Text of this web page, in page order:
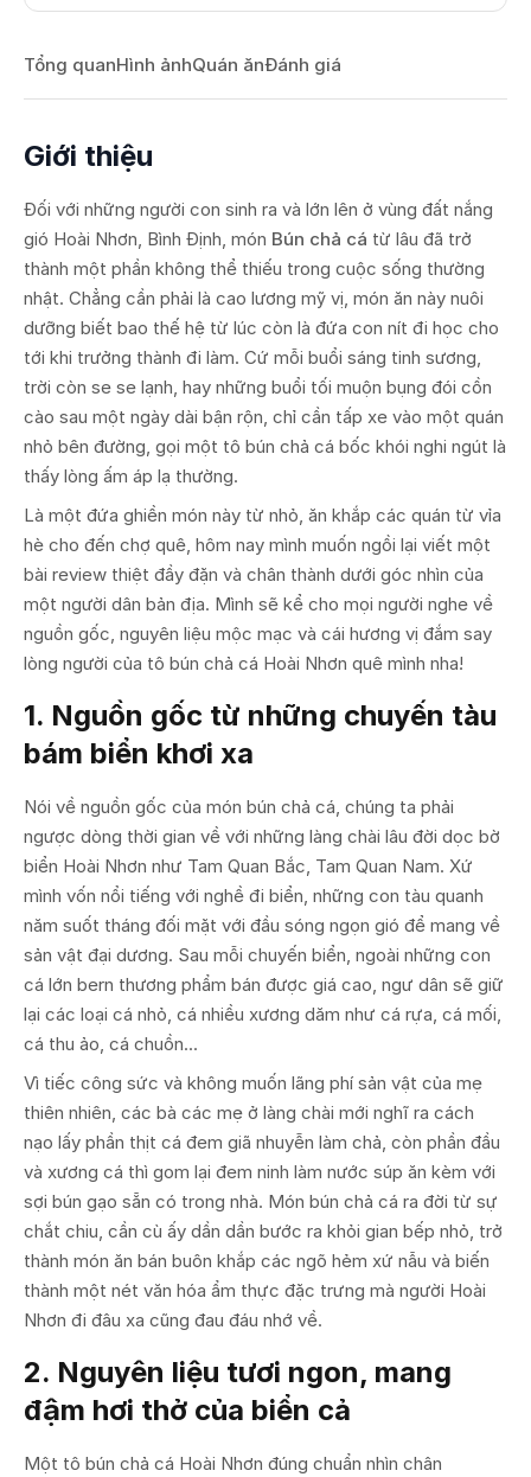
Tổng quanHình ảnhQuán ănĐánh giá
Giới thiệu
Đối với những người con sinh ra và lớn lên ở vùng đất nắng
gió Hoài Nhơn, Bình Định, món Bún chả cá từ lâu đã trở
thành một phần không thể thiếu trong cuộc sống thường
nhật. Chẳng cần phải là cao lương mỹ vị, món ăn này nuôi
dưỡng biết bao thế hệ từ lúc còn là đứa con nít đi học cho
tới khi trưởng thành đi làm. Cứ mỗi buổi sáng tinh sương,
trời còn se se lạnh, hay những buổi tối muộn bụng đói cồn
cào sau một ngày dài bận rộn, chỉ cần tấp xe vào một quán
nhỏ bên đường, gọi một tô bún chả cá bốc khói nghi ngút là
thấy lòng ấm áp lạ thường.
Là một đứa ghiền món này từ nhỏ, ăn khắp các quán từ vỉa
hè cho đến chợ quê, hôm nay mình muốn ngồi lại viết một
bài review thiệt đầy đặn và chân thành dưới góc nhìn của
một người dân bản địa. Mình sẽ kể cho mọi người nghe về
nguồn gốc, nguyên liệu mộc mạc và cái hương vị đắm say
lòng người của tô bún chả cá Hoài Nhơn quê mình nha!
1. Nguồn gốc từ những chuyến tàu
bám biển khơi xa
Nói về nguồn gốc của món bún chả cá, chúng ta phải
ngược dòng thời gian về với những làng chài lâu đời dọc bờ
biển Hoài Nhơn như Tam Quan Bắc, Tam Quan Nam. Xứ
mình vốn nổi tiếng với nghề đi biển, những con tàu quanh
năm suốt tháng đối mặt với đầu sóng ngọn gió để mang về
sản vật đại dương. Sau mỗi chuyến biển, ngoài những con
cá lớn bern thương phẩm bán được giá cao, ngư dân sẽ giữ
lại các loại cá nhỏ, cá nhiều xương dăm như cá rựa, cá mối,
cá thu ảo, cá chuồn...
Vì tiếc công sức và không muốn lãng phí sản vật của mẹ
thiên nhiên, các bà các mẹ ở làng chài mới nghĩ ra cách
nạo lấy phần thịt cá đem giã nhuyễn làm chả, còn phần đầu
và xương cá thì gom lại đem ninh làm nước súp ăn kèm với
sợi bún gạo sẵn có trong nhà. Món bún chả cá ra đời từ sự
chắt chiu, cần cù ấy dần dần bước ra khỏi gian bếp nhỏ, trở
thành món ăn bán buôn khắp các ngõ hẻm xứ nẫu và biến
thành một nét văn hóa ẩm thực đặc trưng mà người Hoài
Nhơn đi đâu xa cũng đau đáu nhớ về.
2. Nguyên liệu tươi ngon, mang
đậm hơi thở của biển cả
Một tô bún chả cá Hoài Nhơn đúng chuẩn nhìn chân